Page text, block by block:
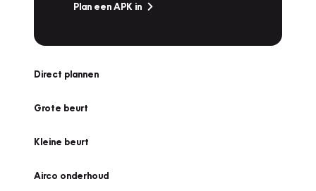
Plan een APK in
Direct plannen
Grote beurt
Kleine beurt
Airco onderhoud